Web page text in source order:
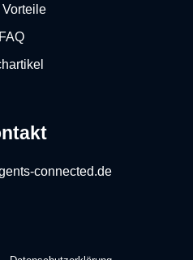
Vorteile
FAQ
connected.de